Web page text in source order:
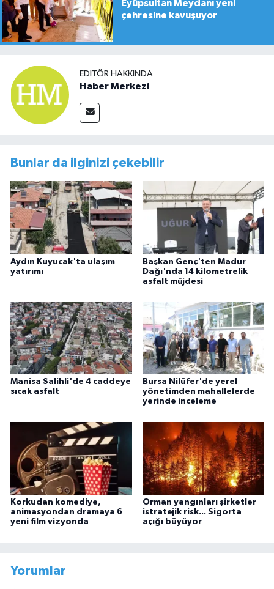
Eyüpsultan Meydanı yeni
çehresine kavuşuyor
EDITÖR HAKKINDA
Haber Merkezi
Bunlar da ilginizi çekebilir
Aydın Kuyucak'ta ulaşım
yatırımı
Başkan Genç'ten Madur
Dağı'nda 14 kilometrelik
asfalt müjdesi
Manisa Salihli'de 4 caddeye
sıcak asfalt
Bursa Nilüfer'de yerel
yönetimden mahallelerde
yerinde inceleme
Korkudan komediye,
animasyondan dramaya 6
yeni film vizyonda
Orman yangınları şirketler
istratejik risk... Sigorta
açığı büyüyor
Yorumlar